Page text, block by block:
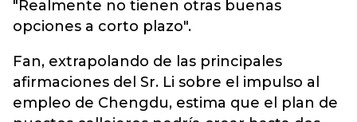
"Realmente no tienen otras buenas
opciones a corto plazo".
Fan, extrapolando de las principales
afirmaciones del Sr. Li sobre el impulso al
empleo de Chengdu, estima que el plan de